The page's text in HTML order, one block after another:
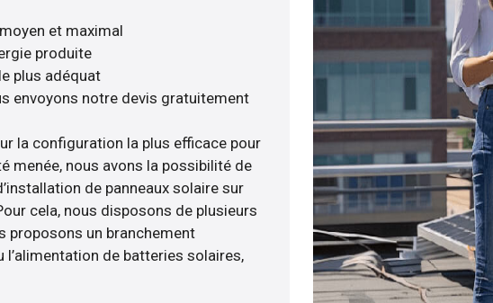
et maximal
produite
plus adéquat
envoyons notre devis gratuitement
la configuration la plus efficace pour
menée, nous avons la possibilité de
de panneaux solaire sur
cela, nous disposons de plusieurs
proposons un branchement
de batteries solaires,